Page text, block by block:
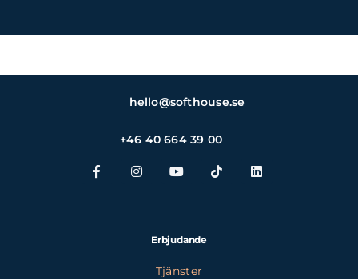
hello@softhouse.se
+46 40 664 39 00
Erbjudande
Tjänster